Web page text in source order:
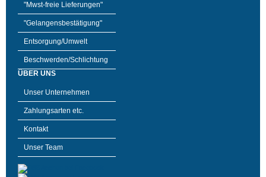
"Mwst-freie Lieferungen"
"Gelangensbestätigung"
Entsorgung/Umwelt
Beschwerden/Schlichtung
ÜBER UNS
Unser Unternehmen
Zahlungsarten etc.
Kontakt
Unser Team